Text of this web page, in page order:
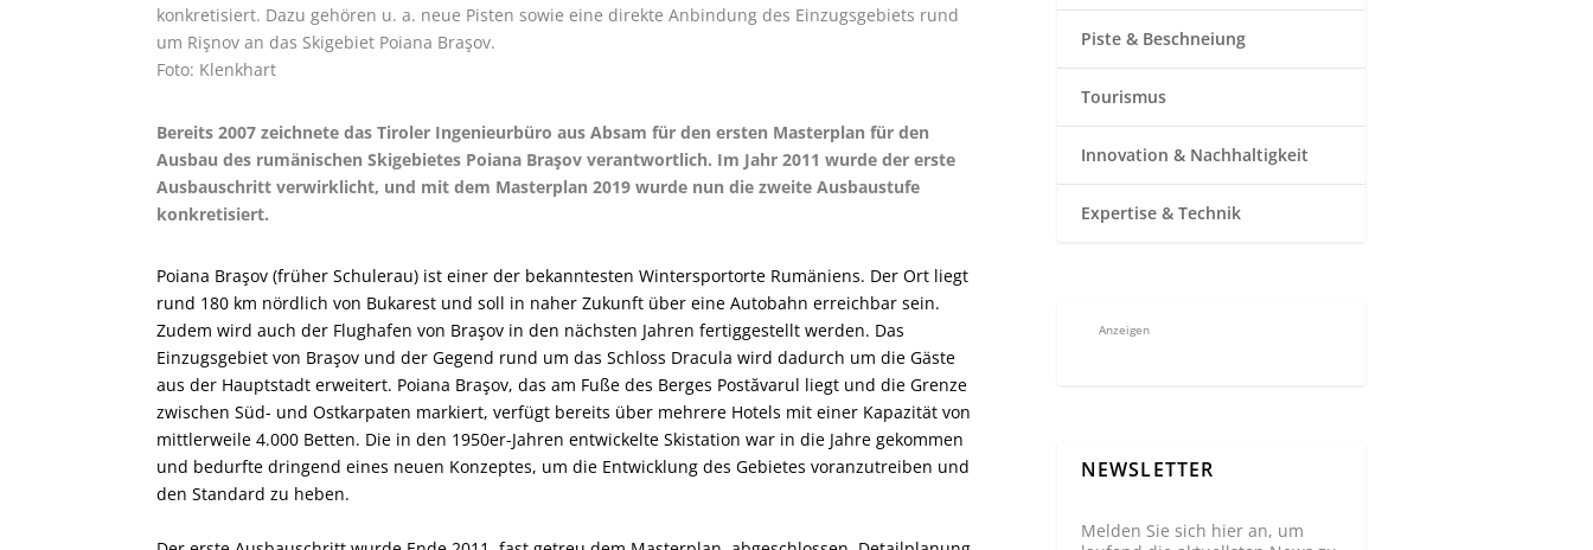
konkretisiert. Dazu gehören u. a. neue Pisten sowie eine direkte Anbindung des Einzugsgebiets rund
um Rişnov an das Skigebiet Poiana Braşov.
Foto: Klenkhart
Bereits 2007 zeichnete das Tiroler Ingenieurbüro aus Absam für den ersten Masterplan für den
Ausbau des rumänischen Skigebietes Poiana Braşov verantwortlich. Im Jahr 2011 wurde der erste
Ausbauschritt verwirklicht, und mit dem Masterplan 2019 wurde nun die zweite Ausbaustufe
konkretisiert.
Poiana Braşov (früher Schulerau) ist einer der bekanntesten Wintersportorte Rumäniens. Der Ort liegt
rund 180 km nördlich von Bukarest und soll in naher Zukunft über eine Autobahn erreichbar sein.
Zudem wird auch der Flughafen von Braşov in den nächsten Jahren fertiggestellt werden. Das
Einzugsgebiet von Braşov und der Gegend rund um das Schloss Dracula wird dadurch um die Gäste
aus der Hauptstadt erweitert. Poiana Braşov, das am Fuße des Berges Postăvarul liegt und die Grenze
zwischen Süd- und Ostkarpaten markiert, verfügt bereits über mehrere Hotels mit einer Kapazität von
mittlerweile 4.000 Betten. Die in den 1950er-Jahren entwickelte Skistation war in die Jahre gekommen
und bedurfte dringend eines neuen Konzeptes, um die Entwicklung des Gebietes voranzutreiben und
den Standard zu heben.
Piste & Beschneiung
Tourismus
Innovation & Nachhaltigkeit
Expertise & Technik
Anzeigen
NEWSLETTER
Melden Sie sich hier an, um